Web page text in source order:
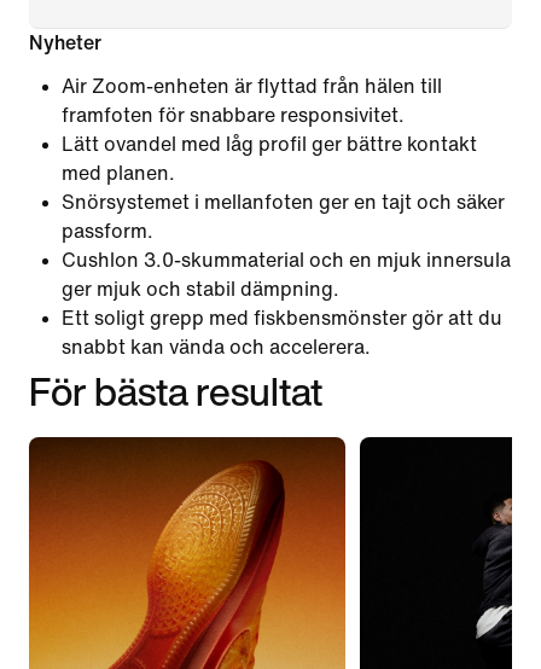
Nyheter
Air Zoom-enheten är flyttad från hälen till
framfoten för snabbare responsivitet.
Lätt ovandel med låg profil ger bättre kontakt
med planen.
Snörsystemet i mellanfoten ger en tajt och säker
passform.
Cushlon 3.0-skummaterial och en mjuk innersula
ger mjuk och stabil dämpning.
Ett soligt grepp med fiskbensmönster gör att du
snabbt kan vända och accelerera.
För bästa resultat